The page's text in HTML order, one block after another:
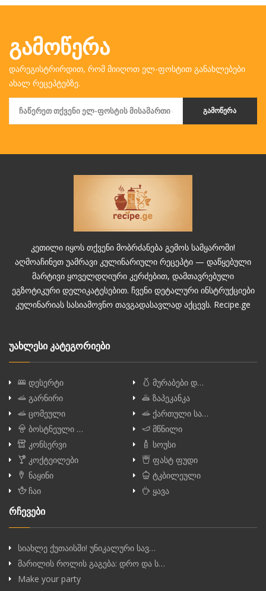
ᲒᲐᲛᲝᲬᲔᲠᲐ
დარეგისტრირდით, რომ მიიღოთ ელ-ფოსტით განახლებები
ახალ რეცეპტებზე.
ᲒᲐᲛᲝᲬᲔᲠᲐ
კეთილი იყოს თქვენი მობრძანება გემოს სამყაროში!
აღმოაჩინეთ უამრავი კულინარიული რეცეპტი — დაწყებული
მარტივი ყოველდღიური კერძებით, დამთავრებული
ეგზოტიკური დელიკატესებით. ჩვენი დეტალური ინსტრუქციები
კულინარიას სასიამოვნო თავგადასავლად აქცევს. Recipe.ge
უახლესი კატეგორიები
დესერტი
მურაბები დ…
გარნირი
ზაპეკანკა
ცომეული
ქართული სა…
ბოსტნეული …
მწნილი
კონსერვი
სოუსი
კოქტეილები
ფასტ ფუდი
ნაყინი
ტკბილეული
ჩაი
ყავა
რჩევები
სიახლე ქუთაისში! უნიკალური სავ…
მარილის როლის გაგება: დრო და ს…
Make your party